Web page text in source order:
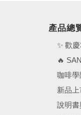
產品總
✨ 歡
🔥
咖啡學
新品
說明